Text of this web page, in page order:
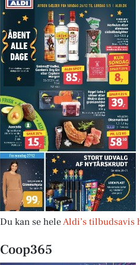
Du kan se heleAldi’s tilbudsavis
Coop365